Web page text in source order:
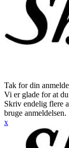
Tak for din
Vi er glade for at
Skriv endelig flere
bruge anmeldelsen.
x